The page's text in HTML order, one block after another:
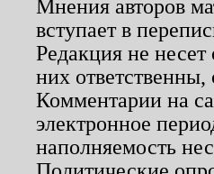
Мнения авторов
вступает в
Редакция не
них ответственны,
Комментарии на
электронное
наполняемость